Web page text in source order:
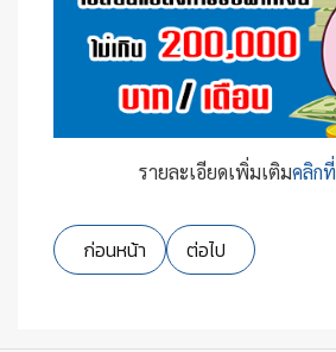
รายละเอียดเพิ่มเติมคลิก
เนื้อหาก่อนหน้า: รายชื่อผู้สมัครรับ
ก่อนหน้า เนื้อหาถัดไป: ข่าวปร
ต่อไป